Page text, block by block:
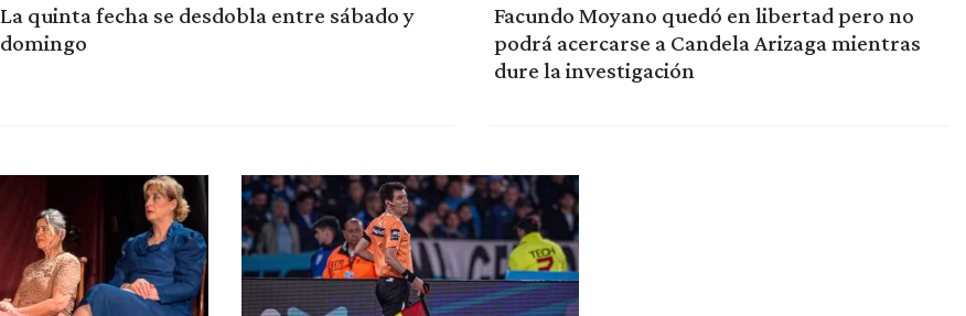
La quinta fecha se desdobla entre sábado y
domingo
Facundo Moyano quedó en libertad pero no
podrá acercarse a Candela Arizaga mientras
dure la investigación